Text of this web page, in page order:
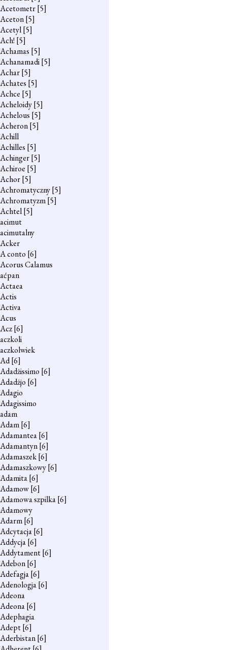
Acetometr[5]
Aceton[5]
Acetyl[5]
Ach! [5]
Achamas [5]
Achanamadi[5]
Achar[5]
Achates [5]
Achce [5]
Acheloidy[5]
Achelous [5]
Acheron[5]
Achill
Achilles [5]
Achinger[5]
Achiroe [5]
Achor[5]
Achromatyczny[5]
Achromatyzm[5]
Achtel[5]
acimut
acimutalny
Acker
A conto [6]
Acorus Calamus
aćpan
Actaea
Actis
Activa
Acus
Acz[6]
aczkoli
aczkolwiek
Ad[6]
Adadżissimo [6]
Adadżjo [6]
Adagio
Adagissimo
adam
Adam[6]
Adamantea[6]
Adamantyn[6]
Adamaszek[6]
Adamaszkowy[6]
Adamita[6]
Adamow[6]
Adamowa szpilka[6]
Adamowy
Adarm[6]
Adcytacja[6]
Addycja[6]
Addytament[6]
Adebon[6]
Adefagja[6]
Adenologja[6]
Adeona
Adeona[6]
Adephagia
Adept[6]
Aderbistan[6]